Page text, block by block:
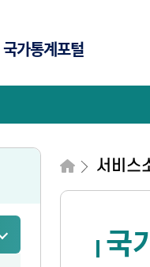
국가통계포털
서비스
국